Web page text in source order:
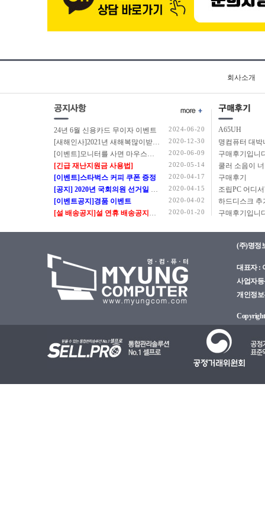
회사소개
24년 6월 신용카드 무이자 이벤트 2024-06-20
[새해인사]2021년 새해복많이받으세요. 2020-12-30
[이벤트]모니터를 사면 마우스를 드립니다. 2020-06-09
[긴급 재난지원금 사용법] 2020-05-14
[이벤트]스타벅스 커피 쿠폰 증정 2020-04-17
[공지] 2020년 국회의원 선거일 정상근무 안내 2020-04-15
[이벤트공지]경품 이벤트 2020-04-02
[설 배송공지]설 연휴 배송공지입니다. 2020-01-20
A65UH
구매후기입니
쿨러 소음이
구매후기
구매후기입니
(주)명정
대표자 :
사업자등
개인정